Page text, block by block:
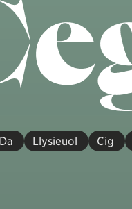
Llysieuol Cig